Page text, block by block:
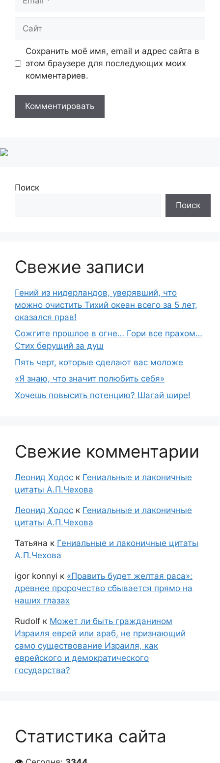
Сайт
Сохранить моё имя, email и адрес сайта в
этом браузере для последующих моих
комментариев.
Поиск
Поиск
Свежие записи
Гений из нидерландов, уверявший, что
можно очистить Тихий океан всего за 5 лет,
оказался прав!
Сожгите прошлое в огне… Гори все прахом…
Стих берущий за душ
Пять черт, которые сделают вас моложе
«Я знаю, что значит полюбить себя»
Хочешь повысить потенцию? Шагай шире!
Свежие комментарии
Леонид Ходос к Гениальные и лаконичные
цитаты А.П.Чехова
Леонид Ходос к Гениальные и лаконичные
цитаты А.П.Чехова
Татьяна к Гениальные и лаконичные цитаты
А.П.Чехова
igor konnyi к «Править будет желтая раса»:
древнее пророчество сбывается прямо на
наших глазах
Rudolf к Может ли быть гражданином
Израиля еврей или араб, не признающий
само существование Израиля, как
еврейского и демократического
государства?
Статистика сайта